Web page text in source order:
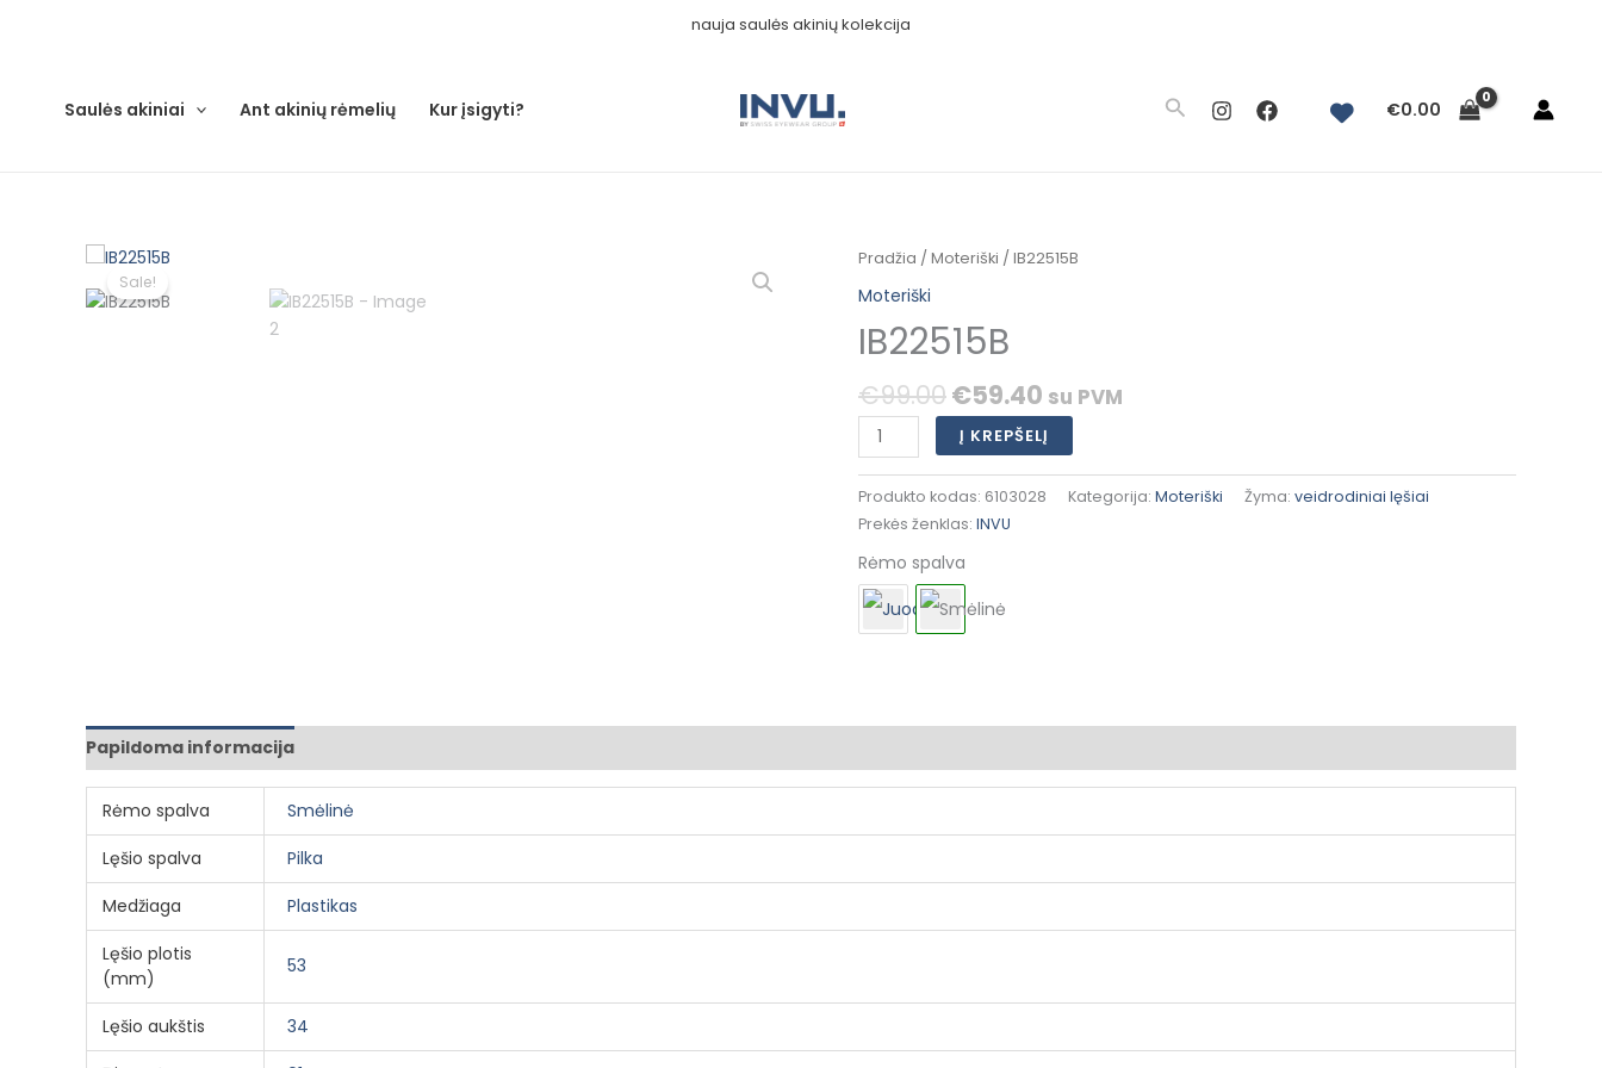
nauja saulės akinių kolekcija
Saulės akiniai Ant akinių rėmelių Kur įsigyti? Paieška €0.00
Sale!
Pradžia /Moteriški / IB22515B
Moteriški
IB22515B
€99.00
Original
€99.00.
€59.40
Current
su PVM
produkto
kiekis:
Į KREPŠELĮ
Produkto kodas: 6103028 Kategorija: Moteriški Žyma: veidrodiniai lęšiai
Prekės ženklas: INVU
Rėmo spalva
Papildoma informacija
Rėmo spalva
Smėlinė
Lęšio spalva
Pilka
Medžiaga
Plastikas
Lęšio plotis
(mm)
53
Lęšio aukštis
34